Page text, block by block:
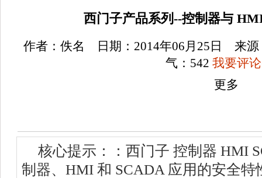
西门子产品系列--控制器与
作者：佚名 日期：2014年06月25日 来
气： 542 我要评
更多
核心提示：：西门子 控制器 HMI
制器、HMI 和 SCADA 应用的安全特